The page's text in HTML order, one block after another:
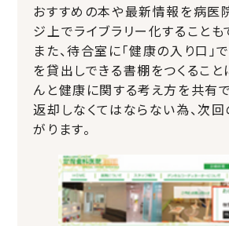
おすすめの本や最新情報を病医
ジ上でライブラリー化することも
また、待合室に「健康の入り口」
を貸出しできる書棚をつくること
んと健康に関する考え方を共有で
返却しなくてはならない為、次
がります。